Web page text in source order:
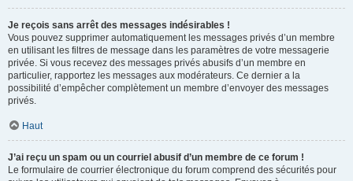
Je reçois sans arrêt des messages indésirables !
Vous pouvez supprimer automatiquement les messages privés d’un membre
en utilisant les filtres de message dans les paramètres de votre messagerie
privée. Si vous recevez des messages privés abusifs d’un membre en
particulier, rapportez les messages aux modérateurs. Ce dernier a la
possibilité d’empêcher complètement un membre d’envoyer des messages
privés.
Haut
J’ai reçu un spam ou un courriel abusif d’un membre de ce forum !
Le formulaire de courrier électronique du forum comprend des sécurités pour